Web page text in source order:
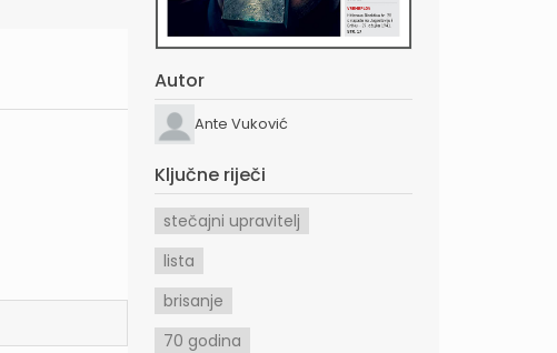
Autor
Ante Vuković
Ključne riječi
stečajni upravitelj
lista
brisanje
70 godina